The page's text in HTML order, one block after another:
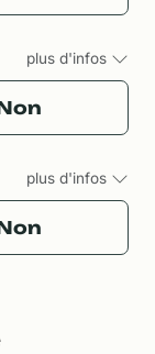
plus d'infos
Non
plus d'infos
Non